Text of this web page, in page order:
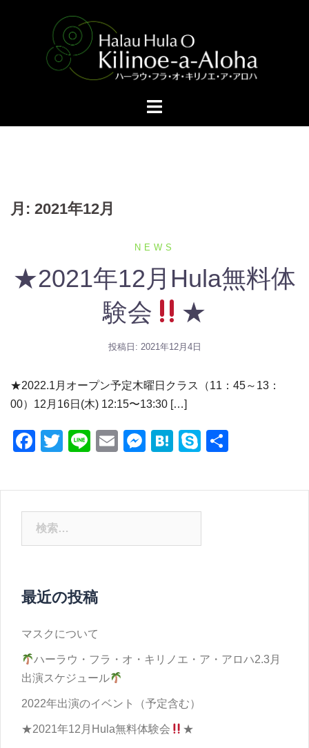
月: 2021年12月
NEWS
★2021年12月Hula無料体
験会
★
投稿日: 2021年12月4日
★2022.1月オープン予定木曜日クラス（11：45～13：
00）12月16日(木) 12:15〜13:30 […]
Facebook
Twitter
LineEmailMessenger
Hatena
Skype
最近の投稿
マスクについて
ハーラウ・フラ・オ・キリノエ・ア・アロハ2.3月
出演スケジュール
2022年出演のイベント（予定含む）
★2021年12月Hula無料体験会 ★